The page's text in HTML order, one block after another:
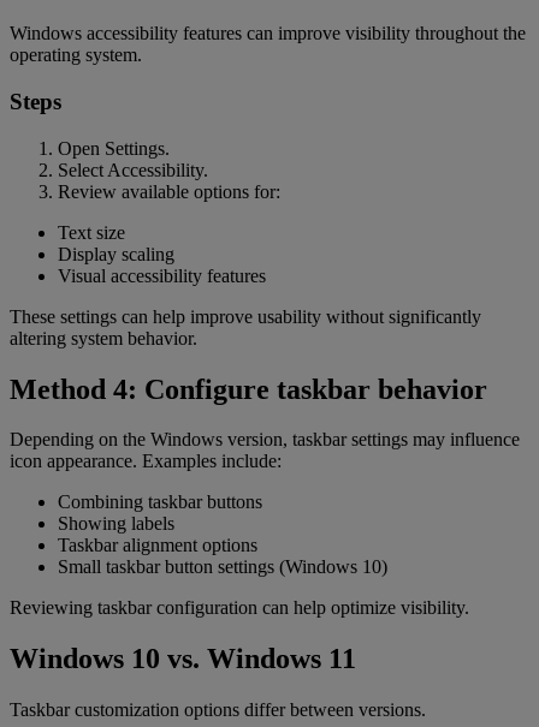
Windows accessibility features can improve visibility throughout the
operating system.
Steps
Open Settings.
Select Accessibility.
Review available options for:
Text size
Display scaling
Visual accessibility features
These settings can help improve usability without significantly
altering system behavior.
Method 4: Configure taskbar behavior
Depending on the Windows version, taskbar settings may influence
icon appearance. Examples include:
Combining taskbar buttons
Showing labels
Taskbar alignment options
Small taskbar button settings (Windows 10)
Reviewing taskbar configuration can help optimize visibility.
Windows 10 vs. Windows 11
Taskbar customization options differ between versions.